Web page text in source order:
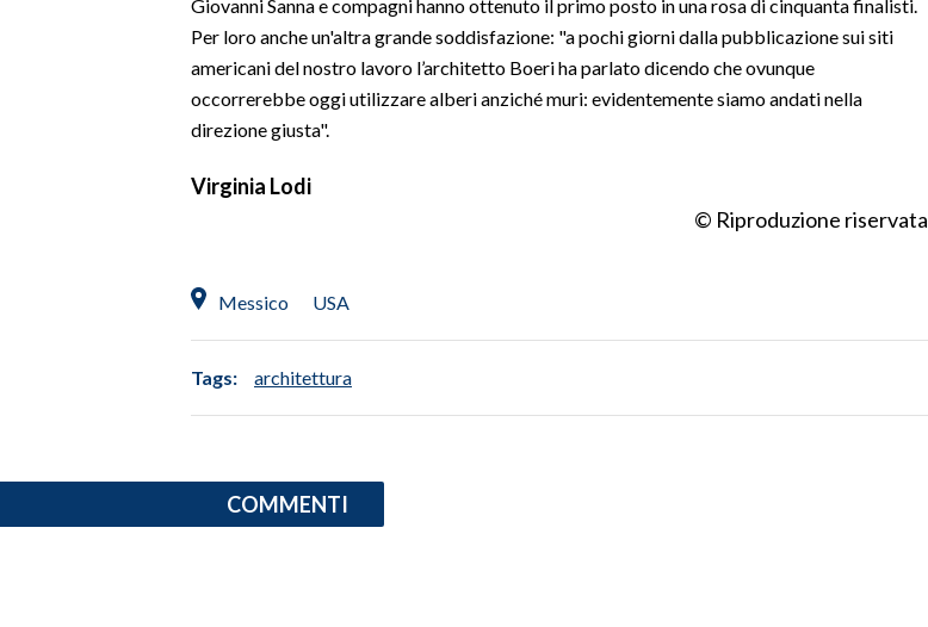
Giovanni Sanna e compagni hanno ottenuto il primo posto in una rosa di cinquanta finalisti.
Per loro anche un'altra grande soddisfazione: "a pochi giorni dalla pubblicazione sui siti
americani del nostro lavoro l’architetto Boeri ha parlato dicendo che ovunque
occorrerebbe oggi utilizzare alberi anziché muri: evidentemente siamo andati nella
direzione giusta".
Virginia Lodi
© Riproduzione riservata
Messico USA
Tags: architettura
COMMENTI